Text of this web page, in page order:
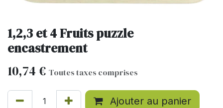
1,2,3 et 4 Fruits puzzle
encastrement
10,74 € Toutes taxes comprises
Ajouter au panier